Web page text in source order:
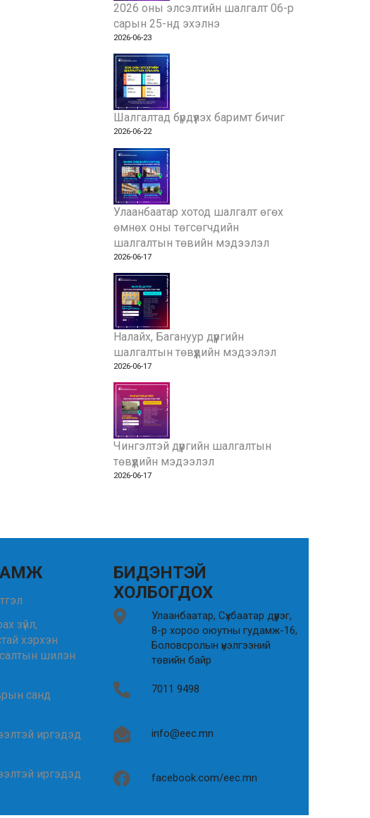
2026 оны элсэлтийн шалгалт 06-р
сарын 25-нд эхэлнэ
2026-06-23
Шалгалтад бүрдүүлэх баримт бичиг
2026-06-22
Улаанбаатар хотод шалгалт өгөх
өмнөх оны төгсөгчдийн
шалгалтын төвийн мэдээлэл
2026-06-17
Налайх, Багануур дүүргийн
шалгалтын төвүүдийн мэдээлэл
2026-06-17
Чингэлтэй дүүргийн шалгалтын
төвүүдийн мэдээлэл
2026-06-17
зүйл,
хэрхэн
шилэн
санд
иргэдэд
иргэдэд
БИДЭНТЭЙ
ХОЛБОГДОХ
Улаанбаатар, Сүхбаатар дүүрэг,
8-р хороо оюутны гудамж-16,
Боловсролын үнэлгээний
төвийн байр
7011 9498
info@eec.mn
facebook.com/eec.mn